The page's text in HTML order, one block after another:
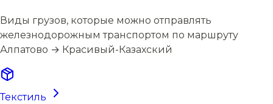
Виды грузов, которые можно отправлять
железнодорожным транспортом по маршруту
Алпатово → Красивый-Казахский
Текстиль